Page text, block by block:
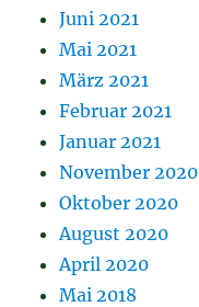
Juni 2021
Mai 2021
März 2021
Februar 2021
Januar 2021
November 2020
Oktober 2020
August 2020
April 2020
Mai 2018